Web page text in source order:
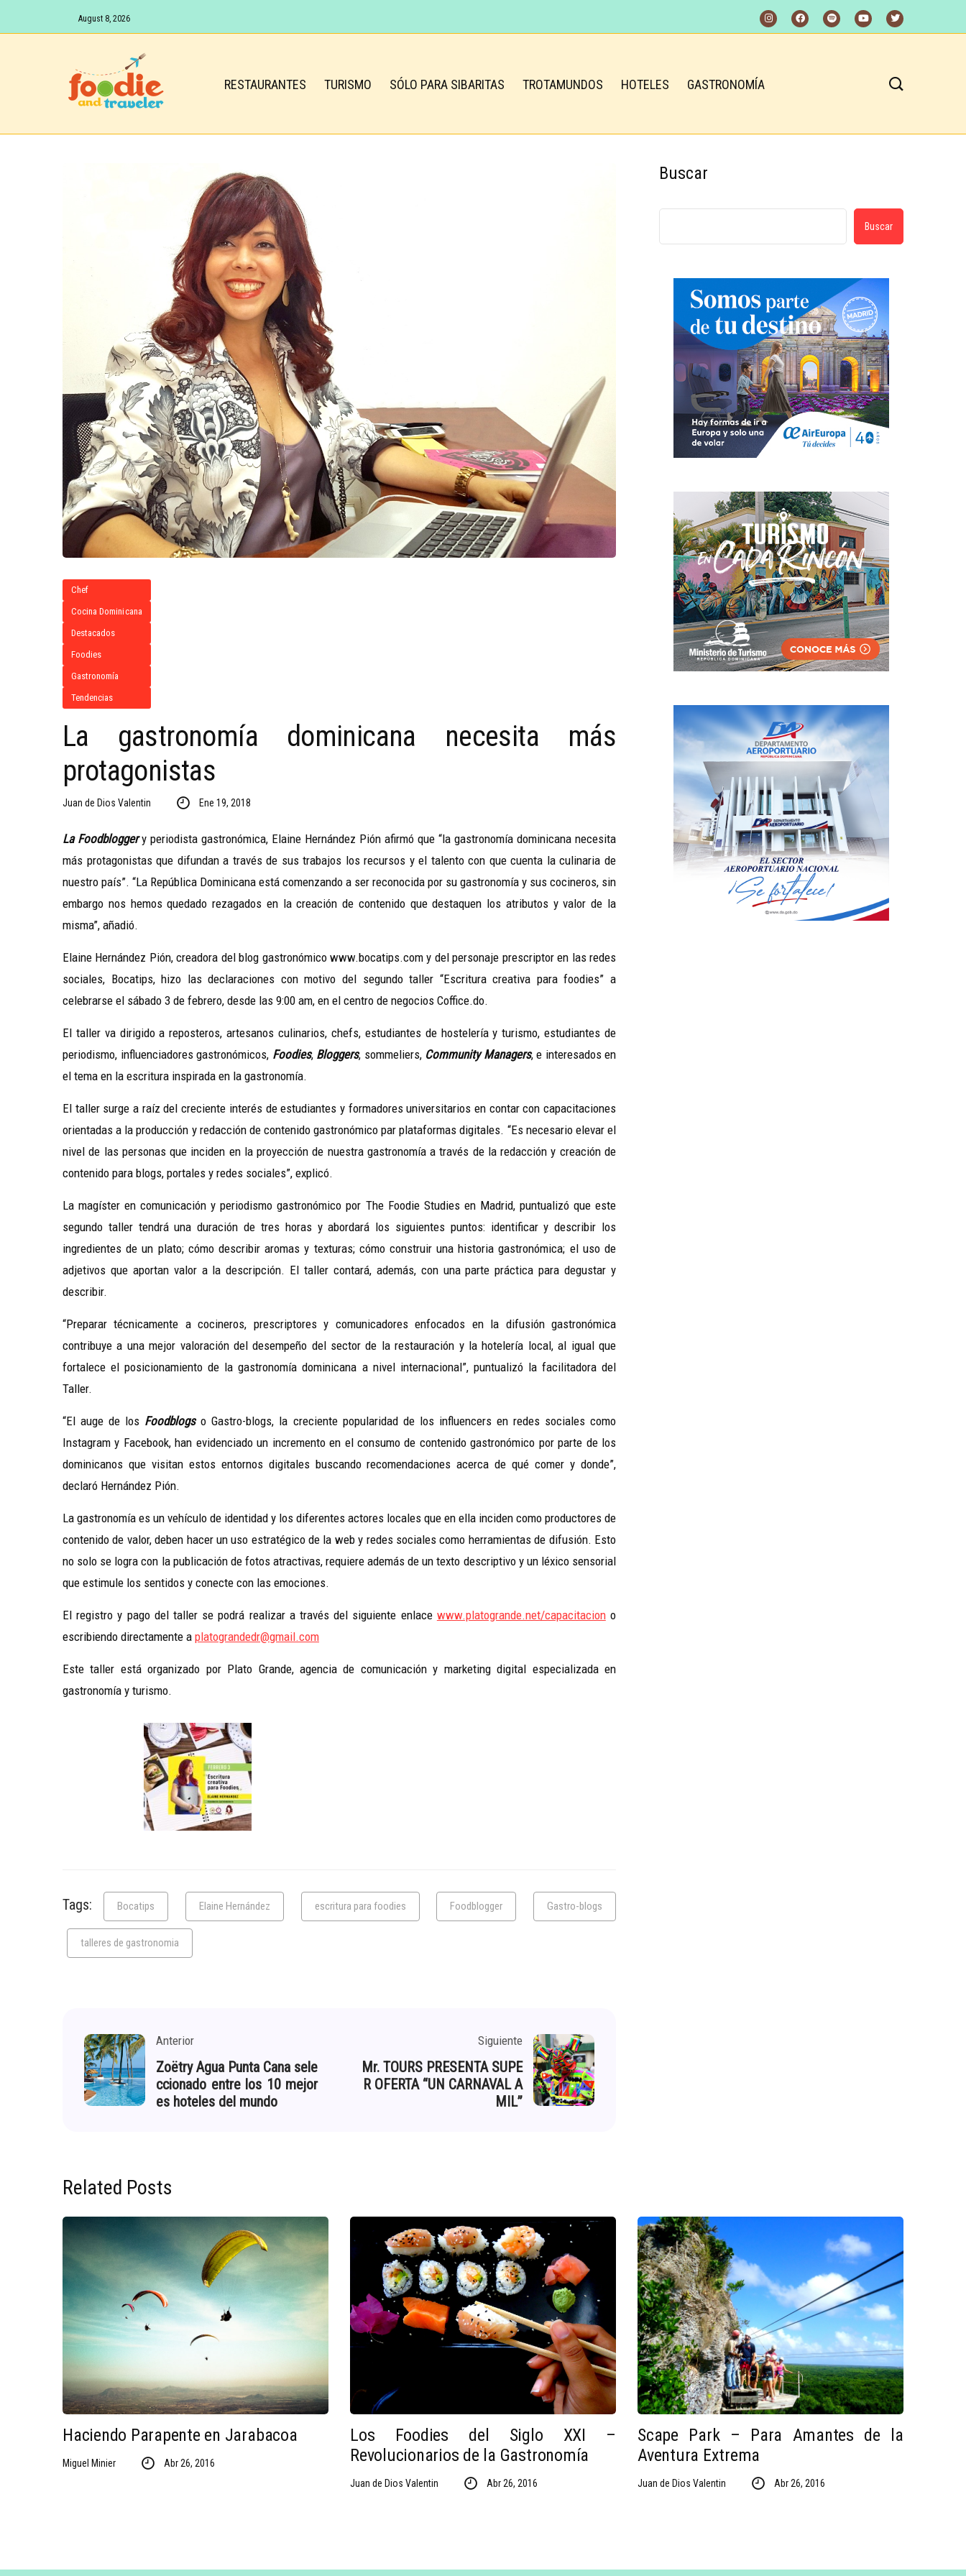
August 8, 2026
RESTAURANTES TURISMO SÓLO PARA SIBARITAS TROTAMUNDOS HOTELES GASTRONOMÍA
Chef
Cocina Dominicana
Destacados
Foodies
Gastronomía
Tendencias
La gastronomía dominicana necesita más
protagonistas
Juan de Dios Valentin Ene 19, 2018
La Foodbloggery periodista gastronómica, Elaine Hernández Pión afirmó que “la gastronomía dominicana necesita
más protagonistas que difundan a través de sus trabajos los recursos y el talento con que cuenta la culinaria de
nuestro país”. “La República Dominicana está comenzando a ser reconocida por su gastronomía y sus cocineros, sin
embargo nos hemos quedado rezagados en la creación de contenido que destaquen los atributos y valor de la
misma”, añadió.
Elaine Hernández Pión, creadora del blog gastronómico www.bocatips.com y del personaje prescriptor en las redes
sociales, Bocatips, hizo las declaraciones con motivo del segundo taller “Escritura creativa para foodies” a
celebrarse el sábado 3 de febrero, desde las 9:00 am, en el centro de negocios Coffice.do.
El taller va dirigido a reposteros, artesanos culinarios, chefs, estudiantes de hostelería y turismo, estudiantes de
periodismo, influenciadores gastronómicos, Foodies, Bloggers, sommeliers, Community Managers, e interesados en
el tema en la escritura inspirada en la gastronomía.
El taller surge a raíz del creciente interés de estudiantes y formadores universitarios en contar con capacitaciones
orientadas a la producción y redacción de contenido gastronómico par plataformas digitales. “Es necesario elevar el
nivel de las personas que inciden en la proyección de nuestra gastronomía a través de la redacción y creación de
contenido para blogs, portales y redes sociales”, explicó.
La magíster en comunicación y periodismo gastronómico por The Foodie Studies en Madrid, puntualizó que este
segundo taller tendrá una duración de tres horas y abordará los siguientes puntos: identificar y describir los
ingredientes de un plato; cómo describir aromas y texturas; cómo construir una historia gastronómica; el uso de
adjetivos que aportan valor a la descripción. El taller contará, además, con una parte práctica para degustar y
describir.
“Preparar técnicamente a cocineros, prescriptores y comunicadores enfocados en la difusión gastronómica
contribuye a una mejor valoración del desempeño del sector de la restauración y la hotelería local, al igual que
fortalece el posicionamiento de la gastronomía dominicana a nivel internacional”, puntualizó la facilitadora del
Taller.
“El auge de los Foodblogso Gastro-blogs, la creciente popularidad de los influencers en redes sociales como
Instagram y Facebook, han evidenciado un incremento en el consumo de contenido gastronómico por parte de los
dominicanos que visitan estos entornos digitales buscando recomendaciones acerca de qué comer y donde”,
declaró Hernández Pión.
La gastronomía es un vehículo de identidad y los diferentes actores locales que en ella inciden como productores de
contenido de valor, deben hacer un uso estratégico de la web y redes sociales como herramientas de difusión. Esto
no solo se logra con la publicación de fotos atractivas, requiere además de un texto descriptivo y un léxico sensorial
que estimule los sentidos y conecte con las emociones.
El registro y pago del taller se podrá realizar a través del siguiente enlace www.platogrande.net/capacitaciono
escribiendo directamente a platograndedr@gmail.com
Este taller está organizado por Plato Grande, agencia de comunicación y marketing digital especializada en
gastronomía y turismo.
Tags: Bocatips Elaine Hernández escritura para foodies Foodblogger Gastro-blogs
talleres de gastronomia
Anterior
Zoëtry Agua Punta Cana sele
ccionado entre los 10 mejor
es hoteles del mundo
Siguiente
Mr. TOURS PRESENTA SUPE
R OFERTA “UN CARNAVAL A
MIL”
Buscar
Buscar
Related Posts
Haciendo Parapente en Jarabacoa
Miguel Minier Abr 26, 2016
Los Foodies del Siglo XXI –
Revolucionarios de la Gastronomía
Juan de Dios Valentin Abr 26, 2016
Scape Park – Para Amantes de la
Aventura Extrema
Juan de Dios Valentin Abr 26, 2016